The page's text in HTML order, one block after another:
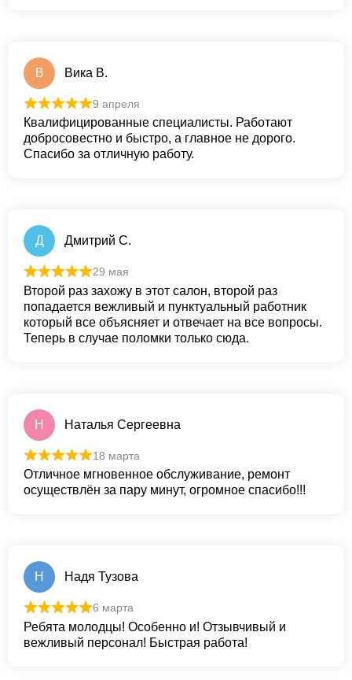
В Вика В.
9 апреля
Квалифицированные специалисты. Работают
добросовестно и быстро, а главное не дорого.
Спасибо за отличную работу.
Д Дмитрий С.
29 мая
Второй раз захожу в этот салон, второй раз
попадается вежливый и пунктуальный работник
который все объясняет и отвечает на все вопросы.
Теперь в случае поломки только сюда.
Н Наталья Сергеевна
18 марта
Отличное мгновенное обслуживание, ремонт
осуществлён за пару минут, огромное спасибо!!!
Н Надя Тузова
6 марта
Ребята молодцы! Особенно и! Отзывчивый и
вежливый персонал! Быстрая работа!